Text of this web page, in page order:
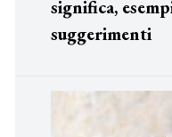
significa,
suggerimenti